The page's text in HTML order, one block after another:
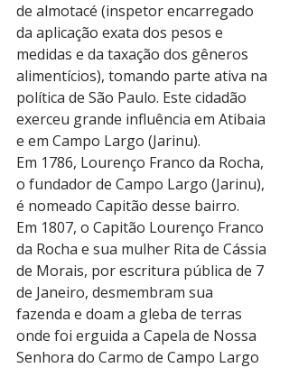
de almotacé (inspetor encarregado
da aplicação exata dos pesos e
medidas e da taxação dos gêneros
alimentícios), tomando parte ativa na
política de São Paulo. Este cidadão
exerceu grande influência em Atibaia
e em Campo Largo (Jarinu).
Em 1786, Lourenço Franco da Rocha,
o fundador de Campo Largo (Jarinu),
é nomeado Capitão desse bairro.
Em 1807, o Capitão Lourenço Franco
da Rocha e sua mulher Rita de Cássia
de Morais, por escritura pública de 7
de Janeiro, desmembram sua
fazenda e doam a gleba de terras
onde foi erguida a Capela de Nossa
Senhora do Carmo de Campo Largo